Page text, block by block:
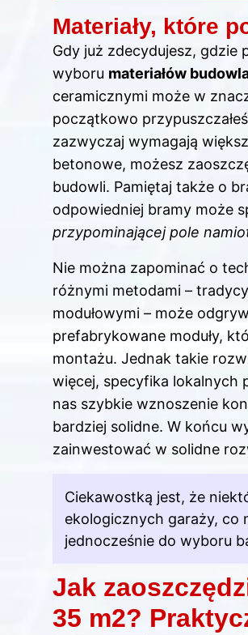
Materiały, które
Gdy już zdecydujesz,
wyboru materiałów
ceramicznymi może w
początkowo
zazwyczaj wymagają
betonowe, możesz
budowli. Pamiętaj także o
odpowiedniej bramy może
przypominającej pole
Nie można zapominać o
różnymi metodami –
modułowymi – może
prefabrykowane moduły,
montażu. Jednak takie
więcej, specyfika lokalnych
nas szybkie wznoszenie
bardziej solidne. W końcu
zainwestować w solidne
Ciekawostką jest, że
ekologicznych garaży, co
jednocześnie do wyboru
Jak
35 m2?